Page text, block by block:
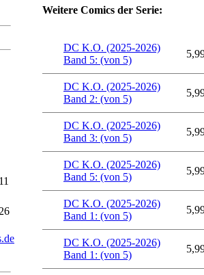
Weitere Comics der Serie:
DC K.O. (2025-2026)
Band 5: (von 5)
DC K.O. (2025-2026)
Band 2: (von 5)
DC K.O. (2025-2026)
Band 3: (von 5)
DC K.O. (2025-2026)
Band 5: (von 5)
DC K.O. (2025-2026)
Band 1: (von 5)
DC K.O. (2025-2026)
Band 1: (von 5)